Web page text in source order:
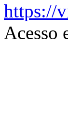
https://
Acesso